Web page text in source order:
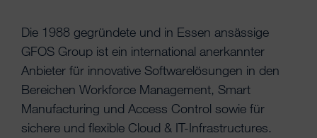
Die 1988 gegründete und in Essen ansässige
GFOS Group ist ein international anerkannter
Anbieter für innovative Softwarelösungen in den
Bereichen Workforce Management, Smart
Manufacturing und Access Control sowie für
sichere und flexible Cloud & IT-Infrastructures.